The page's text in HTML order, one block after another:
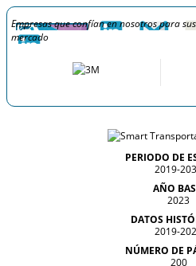
Empresas que confían en nosotros para
mercado
PERIODO DE
2019-
AÑO
2023
DATOS
2019-
NÚMERO DE
200